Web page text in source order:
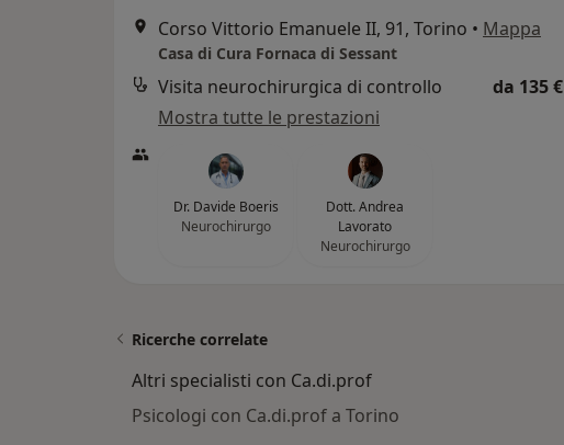
Corso Vittorio Emanuele II, 91, Torino • Mappa
Casa di Cura Fornaca di Sessant
Visita neurochirurgica di controllo
da 135 €
Mostra tutte le prestazioni
Dr. Davide Boeris
Neurochirurgo
Dott. Andrea
Lavorato
Neurochirurgo
Ricerche correlate
Altri specialisti con Ca.di.prof
Psicologi con Ca.di.prof a Torino